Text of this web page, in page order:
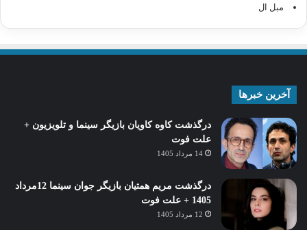
مبل ال
آخرین خبرها
درگذشت کاوه کاویان بازیگر سینما و تلویزیون +
علت فوت
14 مرداد 1405
درگذشت مریم همتیان بازیگر جوان سینما 12مرداد
1405 + علت فوت
12 مرداد 1405